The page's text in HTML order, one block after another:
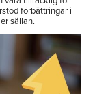
förbättringar i
sällan.